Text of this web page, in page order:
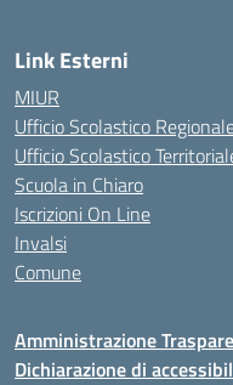
Link Esterni
MIUR
Ufficio Scolastico
Ufficio Scolastico
Scuola in Chiaro
Iscrizioni On Line
Invalsi
Comune
Amministrazione
Dichiarazione di